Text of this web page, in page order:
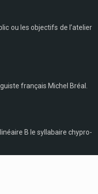
ou les objectifs de l’atelier
français Michel Bréal.
B le syllabaire chypro-